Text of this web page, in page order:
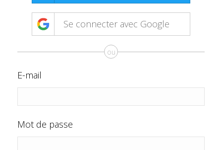
Se connecter avec Google
ou
E-mail
Mot de passe